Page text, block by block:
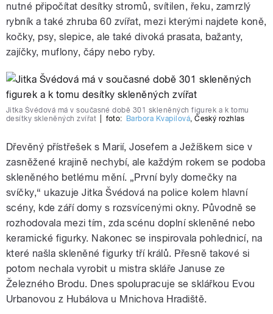
nutné připočítat desítky stromů, svítilen, řeku, zamrzlý
rybník a také zhruba 60 zvířat, mezi kterými najdete koně,
kočky, psy, slepice, ale také divoká prasata, bažanty,
zajíčky, muflony, čápy nebo ryby.
Jitka Švédová má v současné době 301 skleněných figurek a k tomu
desítky skleněných zvířat
foto: Barbora Kvapilová,Český rozhlas
Dřevěný přístřešek s Marií, Josefem a Ježíškem sice v
zasněžené krajině nechybí, ale každým rokem se podoba
skleněného betlému mění. „První byly domečky na
svíčky,“ ukazuje Jitka Švédová na police kolem hlavní
scény, kde září domy s rozsvícenými okny. Původně se
rozhodovala mezi tím, zda scénu doplní skleněné nebo
keramické figurky. Nakonec se inspirovala pohlednicí, na
které našla skleněné figurky tří králů. Přesně takové si
potom nechala vyrobit u mistra skláře Januse ze
Železného Brodu. Dnes spolupracuje se sklářkou Evou
Urbanovou z Hubálova u Mnichova Hradiště.